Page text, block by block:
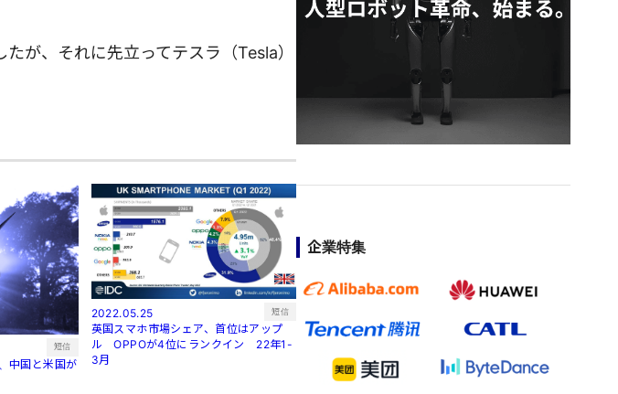
が、それに先立ってテスラ（Tesla）
短信
中国と米国が
2022.05.25 短信
英国スマホ市場シェア、首位はアップ
ル OPPOが4位にランクイン 22年1-
3月
企業特集